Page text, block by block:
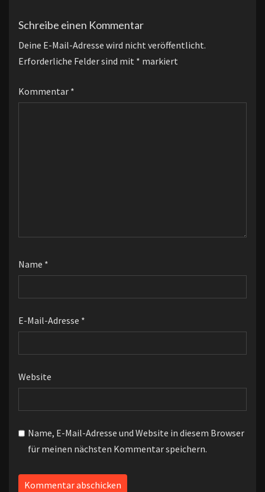
Schreibe einen Kommentar
Deine E-Mail-Adresse wird nicht veröffentlicht.
Erforderliche Felder sind mit * markiert
Kommentar *
Name *
E-Mail-Adresse *
Website
Name, E-Mail-Adresse und Website in diesem Browser
für meinen nächsten Kommentar speichern.